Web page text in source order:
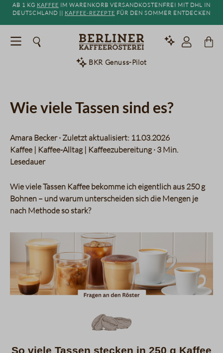
springen
Ab 1 kg Kaffee im Warenkorb versandkostenfrei mit DHL in
Deutschland || Kaffee-Rezepte für den Sommer entdecken
BKR Genuss-Pilot
Wie viele Tassen sind es?
Amara Becker· Zuletzt aktualisiert: 11.03.2026
Kaffee | Kaffee-Alltag | Kaffeezubereitung· 3 Min.
Lesedauer
Wie viele Tassen Kaffee bekomme ich eigentlich aus 250 g
Bohnen – und warum unterscheiden sich die Mengen je
nach Methode so stark?
So viele Tassen stecken in 250 g Kaffee